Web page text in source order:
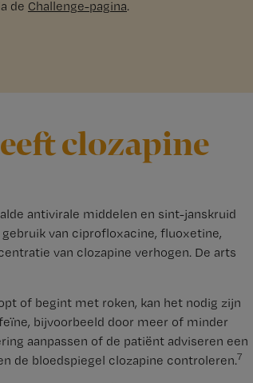
de Challenge-pagina.
clozapine
antivirale middelen en sint-janskruid
van ciprofloxacine, fluoxetine,
van clozapine verhogen. De arts
of begint met roken, kan het nodig zijn
bijvoorbeeld door meer of minder
aanpassen of de patiënt adviseren een
de bloedspiegel clozapine controleren.7